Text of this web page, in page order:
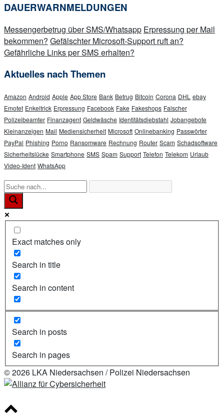
DAUERWARNMELDUNGEN
Messengerbetrug über SMS/Whatsapp Erpressung per Mail
bekommen? Gefälschter Microsoft-Support ruft an?
Gefährliche Links per SMS erhalten?
Aktuelles nach Themen
Amazon Android Apple App Store Bank Betrug Bitcoin Corona DHL ebay
Emotet Enkeltrick Erpressung Facebook Fake Fakeshops Falscher
Polizeibeamter Finanzagent Geldwäsche Identitätsdiebstahl Jobangebote
Kleinanzeigen Mail Mediensicherheit Microsoft Onlinebanking Passwörter
PayPal Phishing Porno Ransomware Rechnung Router Scam Schadsoftware
Sicherheitslücke Smartphone SMS Spam Support Telefon Telekom Urlaub
Video-Ident WhatsApp
Exact matches only
Search in title
Search in content
Search in posts
Search in pages
© 2026 LKA Niedersachsen / Polizei Niedersachsen
Scroll